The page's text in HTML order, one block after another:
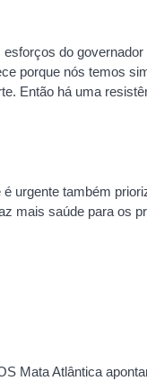
do
porque nós temos
Então há uma
urgente também
mais saúde para os
Mata Atlântica